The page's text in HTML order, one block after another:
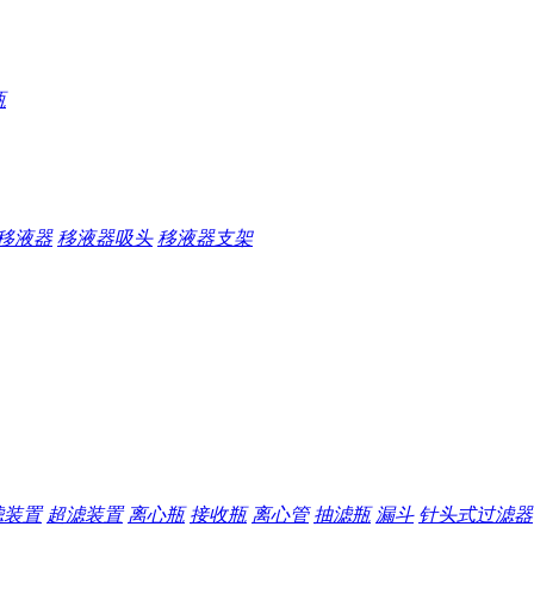
液器 移液器吸头 移液器支架
装置 超滤装置 离心瓶 接收瓶 离心管 抽滤瓶 漏斗 针头式过滤器